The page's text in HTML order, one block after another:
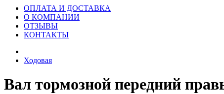
ОПЛАТА И ДОСТАВКА
О КОМПАНИИ
ОТЗЫВЫ
КОНТАКТЫ
Ходовая
Вал тормозной передний